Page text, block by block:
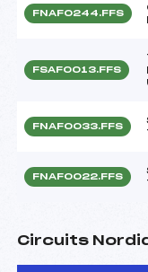
FNAF0244.FFS
FSAF0013.FFS
FNAF0033.FFS
FNAF0022.FFS
Circuits